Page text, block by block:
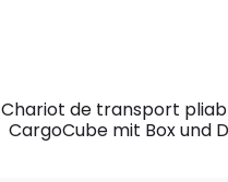
Chariot de transport
CargoCube mit Box und